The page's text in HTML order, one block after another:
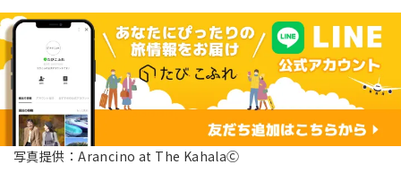
写真提供：Arancino at The KahalaⒸ